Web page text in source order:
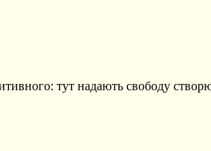
тут надають свободу